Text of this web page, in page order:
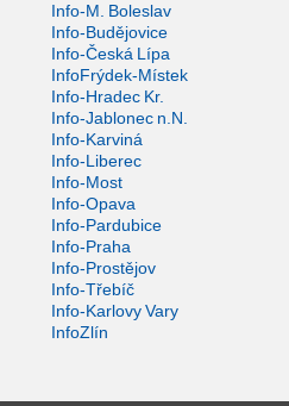
Info-M. Boleslav
Info-Budějovice
Info-Česká Lípa
InfoFrýdek-Místek
Info-Hradec Kr.
Info-Jablonec n.N.
Info-Karviná
Info-Liberec
Info-Most
Info-Opava
Info-Pardubice
Info-Praha
Info-Prostějov
Info-Třebíč
Info-Karlovy Vary
InfoZlín